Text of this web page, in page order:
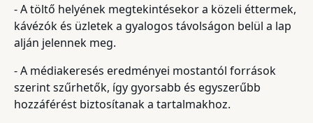
- A töltő helyének megtekintésekor a közeli éttermek,
kávézók és üzletek a gyalogos távolságon belül a lap
alján jelennek meg.
- A médiakeresés eredményei mostantól források
szerint szűrhetők, így gyorsabb és egyszerűbb
hozzáférést biztosítanak a tartalmakhoz.